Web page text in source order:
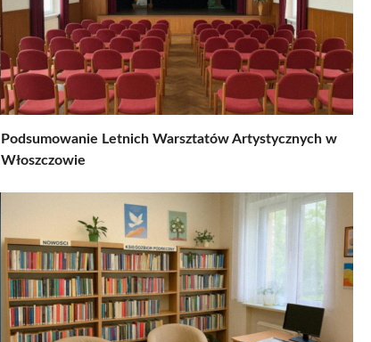
Podsumowanie Letnich Warsztatów Artystycznych w
Włoszczowie